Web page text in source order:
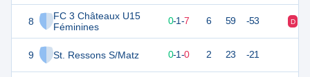
8
FC 3 Châteaux U15
Féminines
9 St. Ressons S/Matz
1 0-1-7 6 59 -53 D
-6 0-1-0 2 23 -21